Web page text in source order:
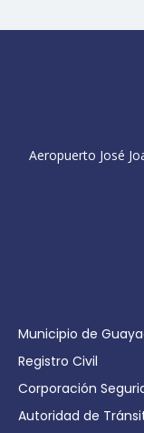
Aeropuerto José
Municipio de
Registro Civil
Corporación
Autoridad de